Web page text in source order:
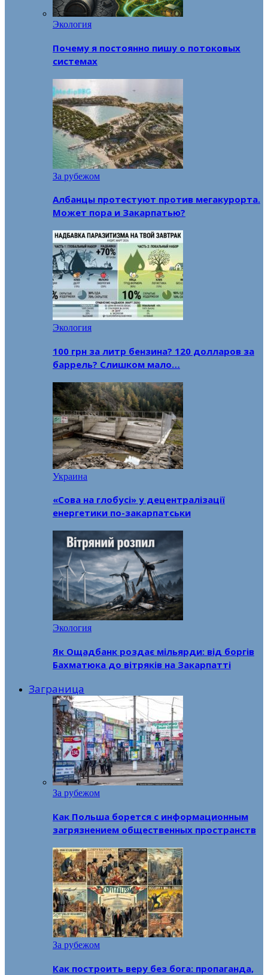
Экология
Почему я постоянно пишу о потоковых
системах
За рубежом
Албанцы протестуют против мегакурорта.
Может пора и Закарпатью?
Экология
100 грн за литр бензина? 120 долларов за
баррель? Слишком мало…
Украина
«Сова на глобусі» у децентралізації
енергетики по-закарпатськи
Экология
Як Ощадбанк роздає мільярди: від боргів
Бахматюка до вітряків на Закарпатті
Заграница
За рубежом
Как Польша борется с информационным
загрязнением общественных пространств
За рубежом
Как построить веру без бога: пропаганда,